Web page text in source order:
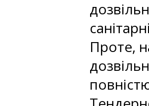
Проте,